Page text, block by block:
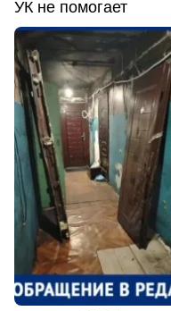
УК не помогает